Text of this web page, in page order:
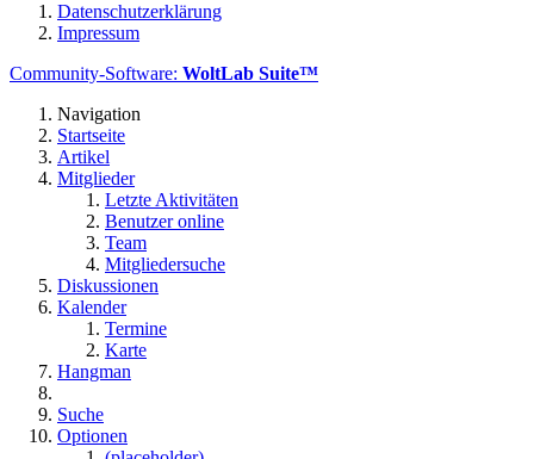
Datenschutzerklärung
Impressum
Community-Software: WoltLab Suite™
Navigation
Startseite
Artikel
Mitglieder
Letzte Aktivitäten
Benutzer online
Team
Mitgliedersuche
Diskussionen
Kalender
Termine
Karte
Hangman
Suche
Optionen